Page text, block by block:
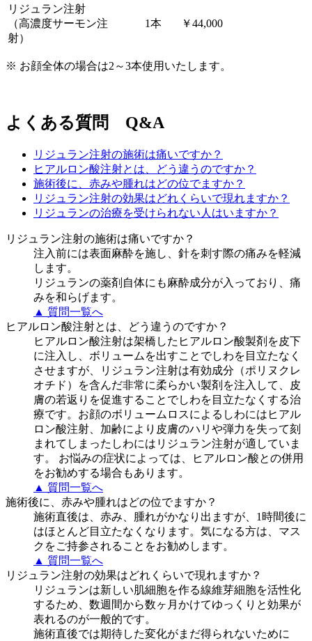
リジュラン注射
（高濃度サーモン注
射）
1本 ￥44,000
※ お顔全体の場合は2～3本使用いたします。
よくある質問 Q&A
リジュラン注射の施術は痛いですか？
ヒアルロン酸注射とは、どう違うのですか？
施術後に、赤みや腫れはどの位でますか？
リジュラン注射の効果はどれくらいで現れますか？
リジュランの治療を受けられない人はいますか？
リジュラン注射の施術は痛いですか？
注入前には表面麻酔を施し、針を刺す際の痛みを軽減
します。
リジュランの薬剤自体にも麻酔成分が入っており、痛
みを和らげます。
▲ 質問一覧へ
ヒアルロン酸注射とは、どう違うのですか？
ヒアルロン酸注射は架橋したヒアルロン酸製剤を皮下
に注入し、ボリュームを出すことでしわを目立たなく
させますが、リジュラン注射は有効成分（ポリヌクレ
オチド）を含んだ非常に柔らかい製剤を注入して、皮
膚の若返りを促進することでしわを目立たなくする治
療です。お顔のボリュームロスによるしわにはヒアル
ロン酸注射、加齢により皮膚のハリや弾力を失って刻
まれてしまったしわにはリジュラン注射が適していま
す。 お悩みの症状によっては、ヒアルロン酸との併用
をお勧めする場合もあります。
▲ 質問一覧へ
施術後に、赤みや腫れはどの位でますか？
施術直後は、赤み、腫れがかなり出ますが、1時間後に
はほとんど目立たなくなります。気になる方は、マス
クをご持参されることをお勧めします。
▲ 質問一覧へ
リジュラン注射の効果はどれくらいで現れますか？
リジュランは新しい肌細胞を作る線維芽細胞を活性化
するため、数週間から数ヶ月かけてゆっくりと効果が
表れるのが一般的です。
施術直後では期待した変化がまだ得られないために